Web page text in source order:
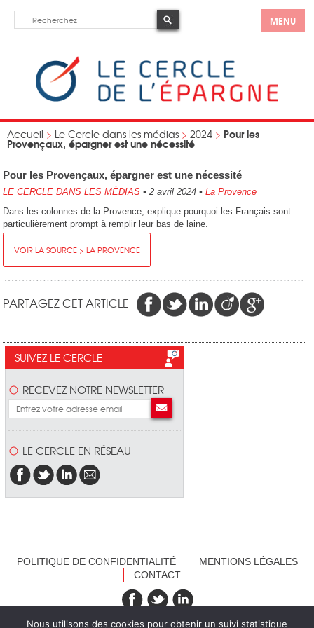
MENU
Accueil > Le Cercle dans les médias > 2024 > Pour les
Provençaux, épargner est une nécessité
Pour les Provençaux, épargner est une nécessité
LE CERCLE DANS LES MÉDIAS • 2 avril 2024• La Provence
Dans les colonnes de la Provence, explique pourquoi les Français sont
particulièrement prompt à remplir leur bas de laine.
VOIR LA SOURCE > LA PROVENCE
PARTAGEZ CET ARTICLE
SUIVEZ LE CERCLE
RECEVEZ NOTRE NEWSLETTER
LE CERCLE EN RÉSEAU
POLITIQUE DE CONFIDENTIALITÉ
MENTIONS LÉGALES
CONTACT
recevez nos newsletters
Nous utilisons des cookies pour obtenir un suivi statistique